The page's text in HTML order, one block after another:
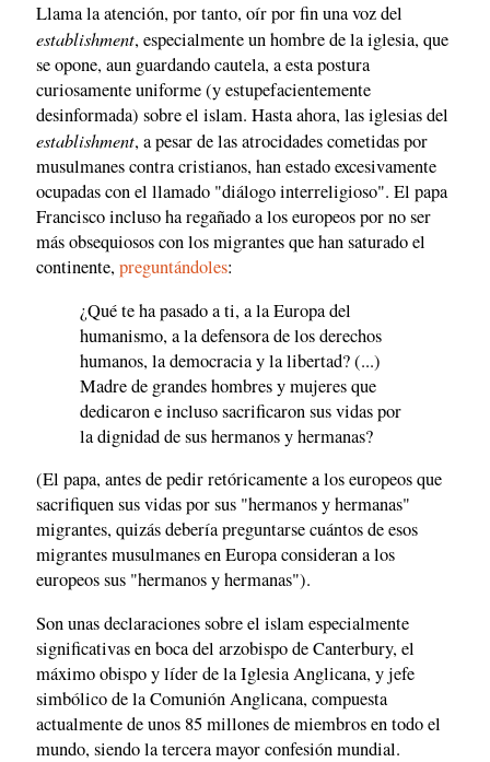
Llama la atención, por tanto, oír por fin una voz del
establishment, especialmente un hombre de la iglesia, que
se opone, aun guardando cautela, a esta postura
curiosamente uniforme (y estupefacientemente
desinformada) sobre el islam. Hasta ahora, las iglesias del
establishment, a pesar de las atrocidades cometidas por
musulmanes contra cristianos, han estado excesivamente
ocupadas con el llamado "diálogo interreligioso". El papa
Francisco incluso ha regañado a los europeos por no ser
más obsequiosos con los migrantes que han saturado el
continente,preguntándoles:
¿Qué te ha pasado a ti, a la Europa del
humanismo, a la defensora de los derechos
humanos, la democracia y la libertad? (...)
Madre de grandes hombres y mujeres que
dedicaron e incluso sacrificaron sus vidas por
la dignidad de sus hermanos y hermanas?
(El papa, antes de pedir retóricamente a los europeos que
sacrifiquen sus vidas por sus "hermanos y hermanas"
migrantes, quizás debería preguntarse cuántos de esos
migrantes musulmanes en Europa consideran a los
europeos sus "hermanos y hermanas").
Son unas declaraciones sobre el islam especialmente
significativas en boca del arzobispo de Canterbury, el
máximo obispo y líder de la Iglesia Anglicana, y jefe
simbólico de la Comunión Anglicana, compuesta
actualmente de unos 85 millones de miembros en todo el
mundo, siendo la tercera mayor confesión mundial.